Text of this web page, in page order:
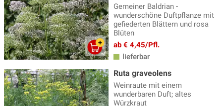
Gemeiner Baldrian -
wunderschöne Duftpflanze mit
gefiederten Blättern und rosa
Blüten
ab € 4,45/Pfl.
lieferbar
Ruta graveolens
Weinraute mit einem
wunderbaren Duft; altes
Würzkraut